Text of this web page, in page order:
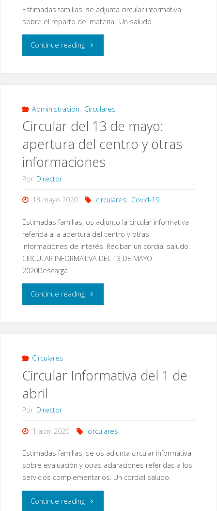
Estimadas familias, se adjunta circular informativa
sobre el reparto del material. Un saludo.
Continue reading"Circular
la
entrega
de
material"
Administración, Circulares
Circular del 13 de mayo:
apertura del centro y otras
informaciones
Por Director
13 mayo 2020 circulares, Covid-19
Estimadas familias, os adjunto la circular informativa
referida a la apertura del centro y otras
informaciones de interés. Reciban un cordial saludo.
CIRCULAR INFORMATIVA DEL 13 DE MAYO
2020Descarga
Continue reading"Circular
mayo:
otras
informaciones"
Circulares
Circular Informativa del 1 de
abril
Por Director
1 abril 2020 circulares
Estimadas familias, se os adjunta circular informativa
sobre evaluación y otras aclaraciones referidas a los
servicios complementarios. Un cordial saludo.
Continue reading"Circular